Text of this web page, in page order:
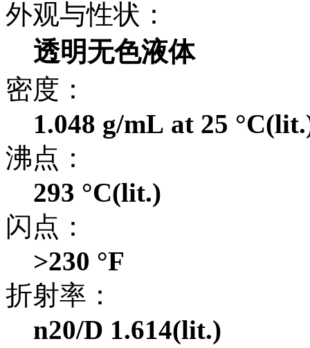
外观与性状：
透明无色液体
密度：
1.048 g/mL at 25
沸点：
293 °C(lit.)
闪点：
>230 °F
折射率：
n20/D 1.614(lit.)